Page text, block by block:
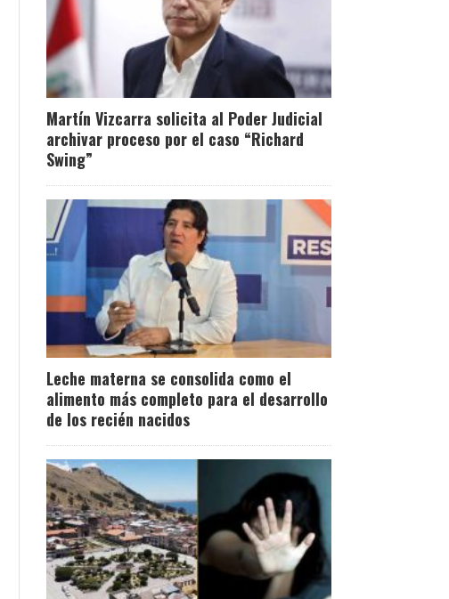
Martín Vizcarra solicita al Poder Judicial
archivar proceso por el caso “Richard
Swing”
Leche materna se consolida como el
alimento más completo para el desarrollo
de los recién nacidos